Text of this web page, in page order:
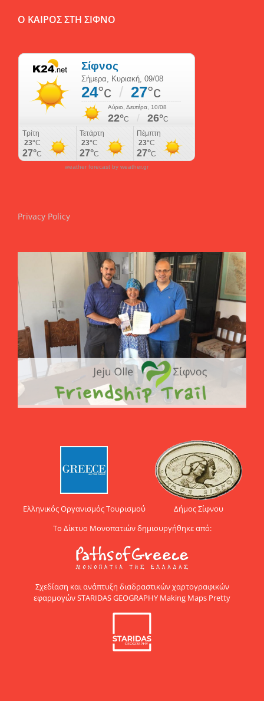
Ο ΚΑΙΡΟΣ ΣΤΗ ΣΙΦΝΟ
weather forecast by weather.gr
Privacy Policy
Ελληνικός Οργανισμός Τουρισμού
Δήμος Σίφνου
Το Δίκτυο Μονοπατιών δημιουργήθηκε από:
Σχεδίαση και ανάπτυξη διαδραστικών χαρτογραφικών
εφαρμογών STARIDAS GEOGRAPHY Making Maps Pretty